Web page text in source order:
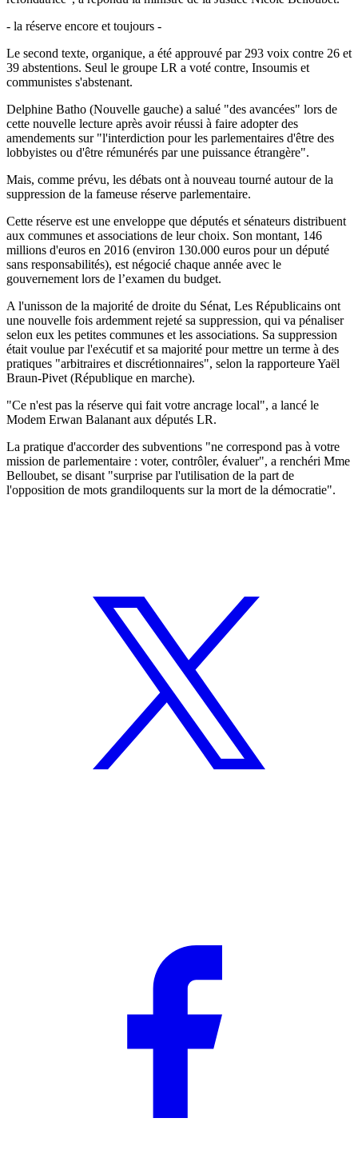
- la réserve encore et toujours -
Le second texte, organique, a été approuvé par 293 voix contre 26 et
39 abstentions. Seul le groupe LR a voté contre, Insoumis et
communistes s'abstenant.
Delphine Batho (Nouvelle gauche) a salué "des avancées" lors de
cette nouvelle lecture après avoir réussi à faire adopter des
amendements sur "l'interdiction pour les parlementaires d'être des
lobbyistes ou d'être rémunérés par une puissance étrangère".
Mais, comme prévu, les débats ont à nouveau tourné autour de la
suppression de la fameuse réserve parlementaire.
Cette réserve est une enveloppe que députés et sénateurs distribuent
aux communes et associations de leur choix. Son montant, 146
millions d'euros en 2016 (environ 130.000 euros pour un député
sans responsabilités), est négocié chaque année avec le
gouvernement lors de l’examen du budget.
A l'unisson de la majorité de droite du Sénat, Les Républicains ont
une nouvelle fois ardemment rejeté sa suppression, qui va pénaliser
selon eux les petites communes et les associations. Sa suppression
était voulue par l'exécutif et sa majorité pour mettre un terme à des
pratiques "arbitraires et discrétionnaires", selon la rapporteure Yaël
Braun-Pivet (République en marche).
"Ce n'est pas la réserve qui fait votre ancrage local", a lancé le
Modem Erwan Balanant aux députés LR.
La pratique d'accorder des subventions "ne correspond pas à votre
mission de parlementaire : voter, contrôler, évaluer", a renchéri Mme
Belloubet, se disant "surprise par l'utilisation de la part de
l'opposition de mots grandiloquents sur la mort de la démocratie".